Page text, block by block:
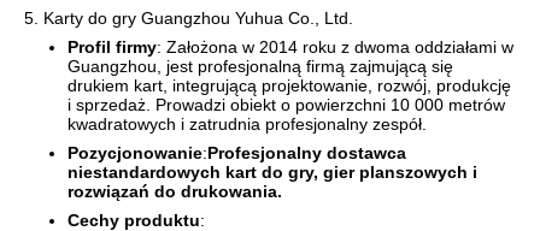
5. Karty do gry Guangzhou Yuhua Co., Ltd.
Profil firmy: Założona w 2014 roku z dwoma oddziałami w
Guangzhou, jest profesjonalną firmą zajmującą się
drukiem kart, integrującą projektowanie, rozwój, produkcję
i sprzedaż. Prowadzi obiekt o powierzchni 10 000 metrów
kwadratowych i zatrudnia profesjonalny zespół.
Pozycjonowanie:Profesjonalny dostawca
niestandardowych kart do gry, gier planszowych i
rozwiązań do drukowania.
Cechy produktu: